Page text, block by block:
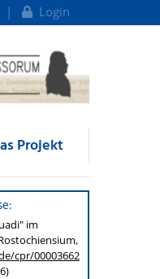
Login
Projekt
im
/cpr/00003662